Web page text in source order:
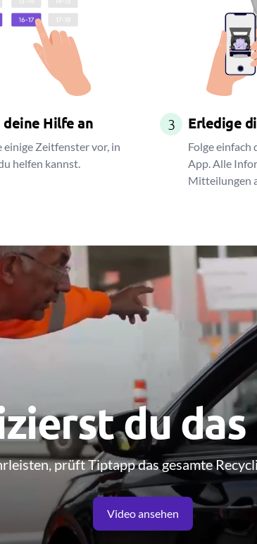
Hilfe an
einige Zeitfenster vor, in
helfen kannst.
3 Erledige
Folge einfach
App. Alle
Mitteilungen
du das
prüft Tiptapp das gesamte
Video ansehen